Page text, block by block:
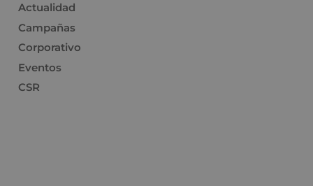
Actualidad
Campañas
Corporativo
Eventos
CSR